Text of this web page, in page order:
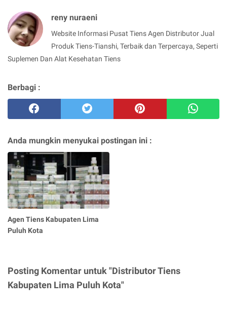
reny nuraeni
Website Informasi Pusat Tiens Agen Distributor Jual
Produk Tiens-Tianshi, Terbaik dan Terpercaya, Seperti
Suplemen Dan Alat Kesehatan Tiens
Berbagi :
Anda mungkin menyukai postingan ini :
Agen Tiens Kabupaten Lima
Puluh Kota
Posting Komentar untuk "Distributor Tiens
Kabupaten Lima Puluh Kota"